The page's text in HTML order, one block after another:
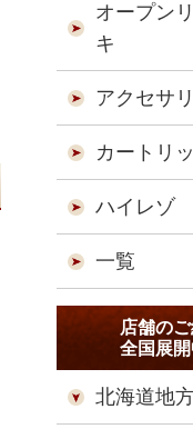
オープン
キ
アクセサ
カートリ
ハイレゾ
一覧
店舗の
全国展開
北海道地